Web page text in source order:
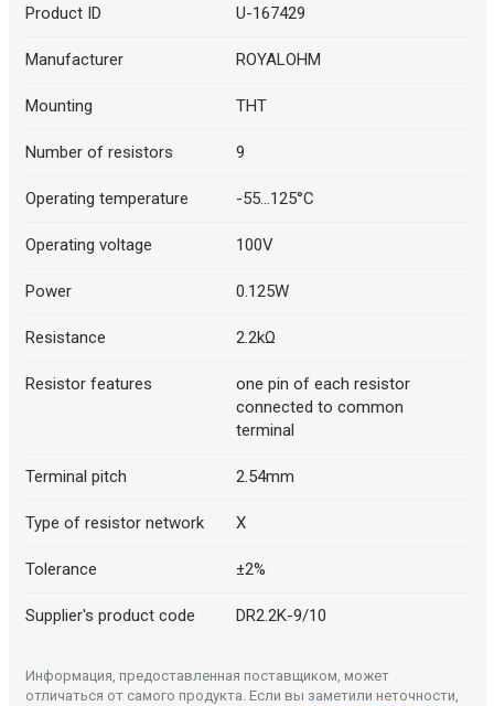
Product ID U-167429
Manufacturer ROYALOHM
Mounting THT
Number of resistors 9
Operating temperature -55...125°C
Operating voltage 100V
Power 0.125W
Resistance 2.2kΩ
Resistor features
one pin of each resistor
connected to common
terminal
Terminal pitch 2.54mm
Type of resistor network X
Tolerance ±2%
Supplier's product code DR2.2K-9/10
Информация, предоставленная поставщиком, может
отличаться от самого продукта. Если вы заметили неточности,